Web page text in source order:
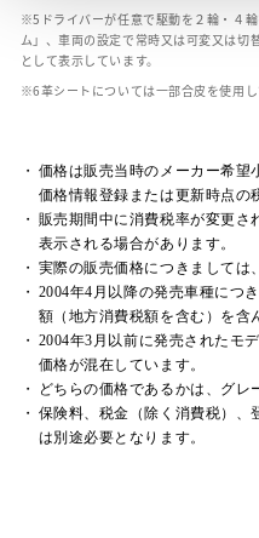
ドライバーが任意で駆動を２輪・４
ム」、車両の設定で常時又は可変又は切
として表示しています。
革シートについては一部合皮を使用し
価格は販売当時のメーカー希望
価格情報登録または更新時点の
販売期間中に消費税率が変更さ
表示される場合があります。
実際の販売価格につきましては
2004年4月以降の発売車種につ
額（地方消費税額を含む）を含
2004年3月以前に発売されたモ
価格が混在しています。
どちらの価格であるかは、グレ
保険料、税金（除く消費税）、
は別途必要となります。